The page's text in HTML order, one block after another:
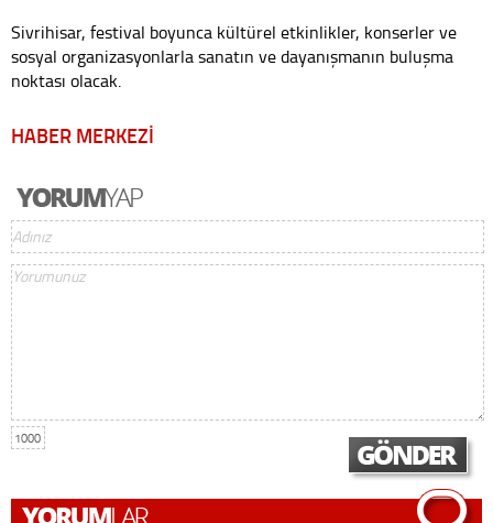
Sivrihisar, festival boyunca kültürel etkinlikler, konserler ve
sosyal organizasyonlarla sanatın ve dayanışmanın buluşma
noktası olacak.
HABER MERKEZİ
1000